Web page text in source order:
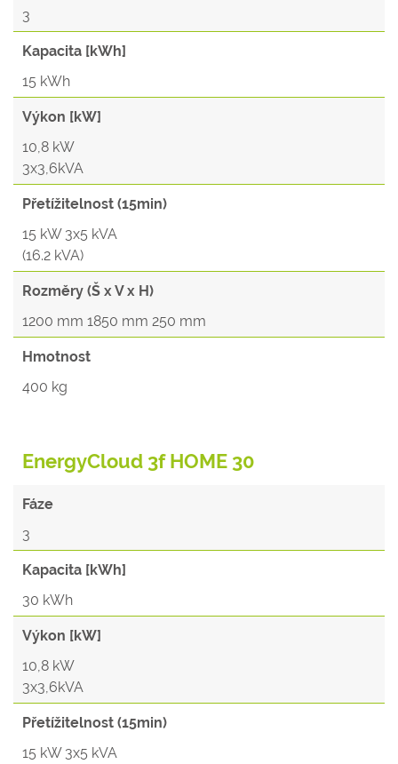
3
Kapacita [kWh]
15 kWh
Výkon [kW]
10,8 kW
3x3,6kVA
Přetížitelnost (15min)
15 kW 3x5 kVA
(16.2 kVA)
Rozměry (Š x V x H)
1200 mm 1850 mm 250 mm
Hmotnost
400 kg
EnergyCloud 3f HOME 30
Fáze
3
Kapacita [kWh]
30 kWh
Výkon [kW]
10,8 kW
3x3,6kVA
Přetížitelnost (15min)
15 kW 3x5 kVA